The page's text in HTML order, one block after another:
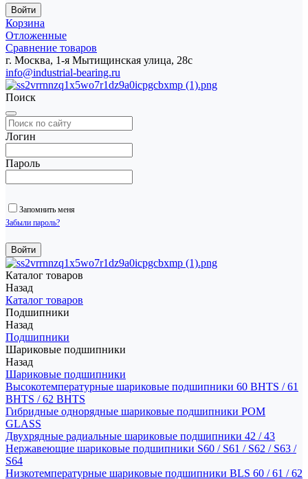
Корзина
Отложенные
Сравнение товаров
г. Москва, 1-я Мытищинская улица, 28с
info@industrial-bearing.ru
Поиск
Логин
Пароль
Запомнить меня
Забыли пароль?
Каталог товаров
Назад
Каталог товаров
Подшипники
Назад
Подшипники
Шариковые подшипники
Назад
Шариковые подшипники
Высокотемпературные шариковые подшипники 60 BHTS / 61
BHTS / 62 BHTS
Гибридные однорядные шариковые подшипники POM
GLASS
Двухрядные радиальные шариковые подшипники 42 / 43
Нержавеющие шариковые подшипники S60 / S61 / S62 / S63 /
S64
Низкотемпературные шариковые подшипники BLS 60 / 61 / 62